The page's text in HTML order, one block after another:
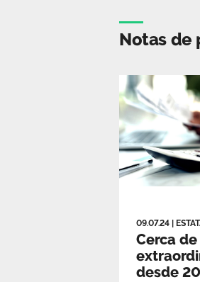
Notas de
09.07.24
Cerca
desde